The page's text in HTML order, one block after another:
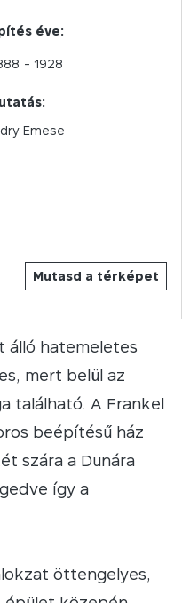
Mutasd a térképet
éve:
- 1928
Emese
álló hatemeletes
mert belül az
található. A Frankel
beépítésű ház
szára a Dunára
így a
öttengelyes,